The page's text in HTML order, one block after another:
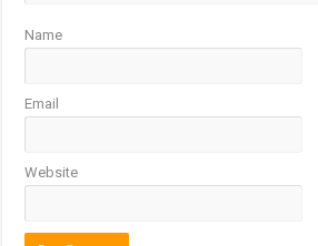
Name
Email
Website